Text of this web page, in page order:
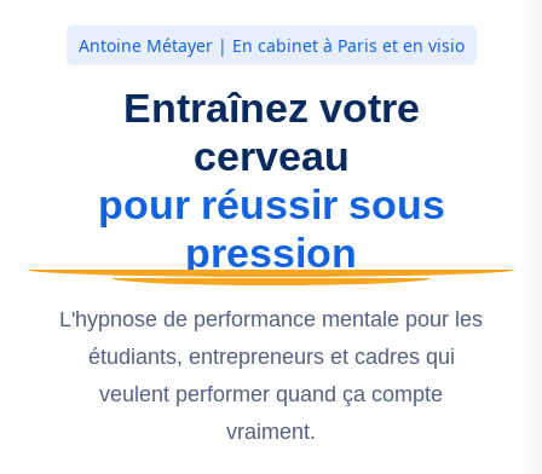
Antoine Métayer | En cabinet à Paris et en visio
Entraînez votre
cerveau
pour réussir sous
pression
L'hypnose de performance mentale pour les
étudiants, entrepreneurs et cadres qui
veulent performer quand ça compte
vraiment.